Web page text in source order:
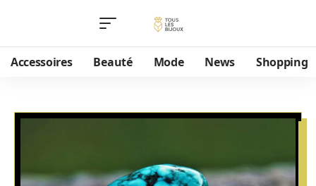
Accessoires Beauté Mode News Shopping